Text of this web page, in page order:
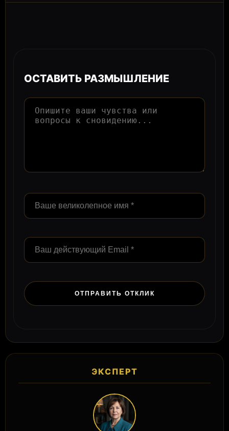
ОСТАВИТЬ РАЗМЫШЛЕНИЕ
ЭКСПЕРТ